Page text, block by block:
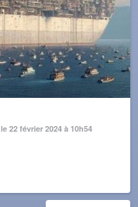
le 22 février 2024 à 10h54